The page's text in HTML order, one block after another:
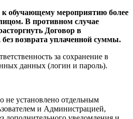
к обучающему мероприятию более
В противном случае
Договор в
возврата уплаченной суммы.
за сохранение в
данных (логин и пароль).
не установлено отдельным
и Администрацией,